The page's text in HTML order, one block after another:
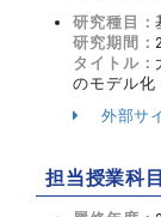
研究種目：
研究期間：
タイトル：
のモデル化
外部サ
担当授業科